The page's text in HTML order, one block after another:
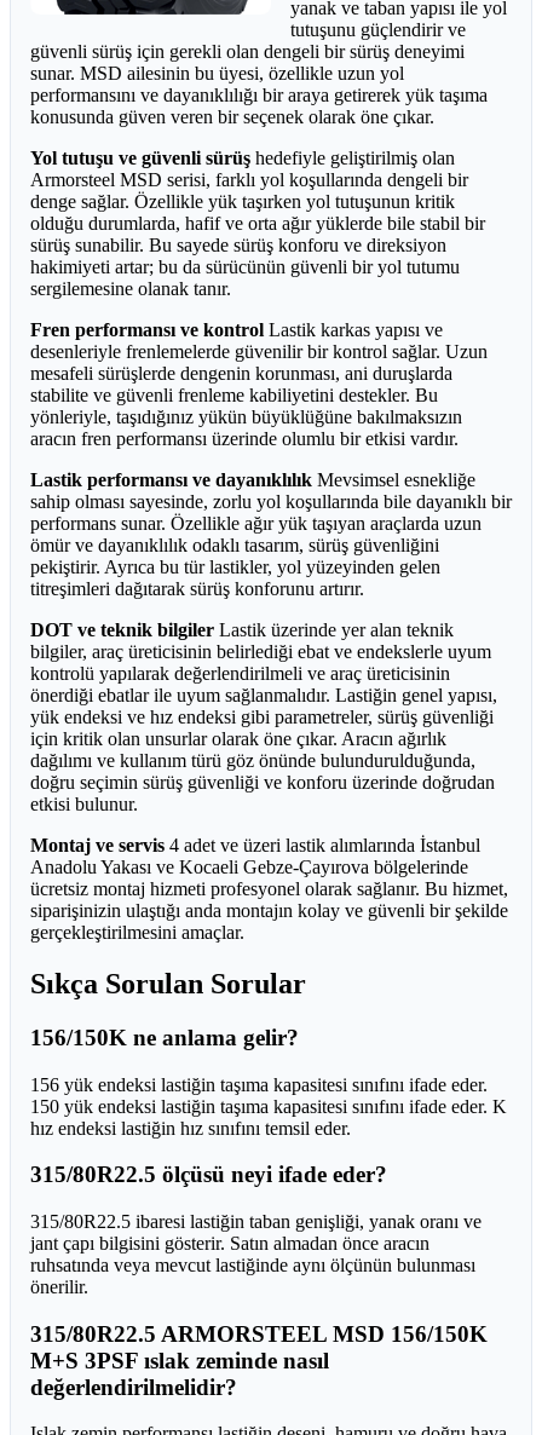
yanak ve taban yapısı ile yol
tutuşunu güçlendirir ve
güvenli sürüş için gerekli olan dengeli bir sürüş deneyimi
sunar. MSD ailesinin bu üyesi, özellikle uzun yol
performansını ve dayanıklılığı bir araya getirerek yük taşıma
konusunda güven veren bir seçenek olarak öne çıkar.
Yol tutuşu ve güvenli sürüş hedefiyle geliştirilmiş olan
Armorsteel MSD serisi, farklı yol koşullarında dengeli bir
denge sağlar. Özellikle yük taşırken yol tutuşunun kritik
olduğu durumlarda, hafif ve orta ağır yüklerde bile stabil bir
sürüş sunabilir. Bu sayede sürüş konforu ve direksiyon
hakimiyeti artar; bu da sürücünün güvenli bir yol tutumu
sergilemesine olanak tanır.
Fren performansı ve kontrol Lastik karkas yapısı ve
desenleriyle frenlemelerde güvenilir bir kontrol sağlar. Uzun
mesafeli sürüşlerde dengenin korunması, ani duruşlarda
stabilite ve güvenli frenleme kabiliyetini destekler. Bu
yönleriyle, taşıdığınız yükün büyüklüğüne bakılmaksızın
aracın fren performansı üzerinde olumlu bir etkisi vardır.
Lastik performansı ve dayanıklılık Mevsimsel esnekliğe
sahip olması sayesinde, zorlu yol koşullarında bile dayanıklı bir
performans sunar. Özellikle ağır yük taşıyan araçlarda uzun
ömür ve dayanıklılık odaklı tasarım, sürüş güvenliğini
pekiştirir. Ayrıca bu tür lastikler, yol yüzeyinden gelen
titreşimleri dağıtarak sürüş konforunu artırır.
DOT ve teknik bilgiler Lastik üzerinde yer alan teknik
bilgiler, araç üreticisinin belirlediği ebat ve endekslerle uyum
kontrolü yapılarak değerlendirilmeli ve araç üreticisinin
önerdiği ebatlar ile uyum sağlanmalıdır. Lastiğin genel yapısı,
yük endeksi ve hız endeksi gibi parametreler, sürüş güvenliği
için kritik olan unsurlar olarak öne çıkar. Aracın ağırlık
dağılımı ve kullanım türü göz önünde bulundurulduğunda,
doğru seçimin sürüş güvenliği ve konforu üzerinde doğrudan
etkisi bulunur.
Montaj ve servis 4 adet ve üzeri lastik alımlarında İstanbul
Anadolu Yakası ve Kocaeli Gebze-Çayırova bölgelerinde
ücretsiz montaj hizmeti profesyonel olarak sağlanır. Bu hizmet,
siparişinizin ulaştığı anda montajın kolay ve güvenli bir şekilde
gerçekleştirilmesini amaçlar.
Sıkça Sorulan Sorular
156/150K ne anlama gelir?
156 yük endeksi lastiğin taşıma kapasitesi sınıfını ifade eder.
150 yük endeksi lastiğin taşıma kapasitesi sınıfını ifade eder. K
hız endeksi lastiğin hız sınıfını temsil eder.
315/80R22.5 ölçüsü neyi ifade eder?
315/80R22.5 ibaresi lastiğin taban genişliği, yanak oranı ve
jant çapı bilgisini gösterir. Satın almadan önce aracın
ruhsatında veya mevcut lastiğinde aynı ölçünün bulunması
önerilir.
315/80R22.5 ARMORSTEEL MSD 156/150K
M+S 3PSF ıslak zeminde nasıl
değerlendirilmelidir?